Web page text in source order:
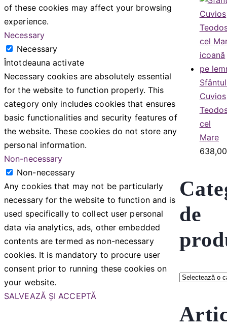
Cuvios
cel
Mare
de
of these cookies may affect your browsing
experience.
Necessary
Necessary
Întotdeauna activate
Necessary cookies are absolutely essential
for the website to function properly. This
category only includes cookies that ensures
basic functionalities and security features of
the website. These cookies do not store any
personal information.
Non-necessary
Non-necessary
Any cookies that may not be particularly
necessary for the website to function and is
used specifically to collect user personal
data via analytics, ads, other embedded
contents are termed as non-necessary
cookies. It is mandatory to procure user
consent prior to running these cookies on
your website.
SALVEAZĂ ȘI ACCEPTĂ